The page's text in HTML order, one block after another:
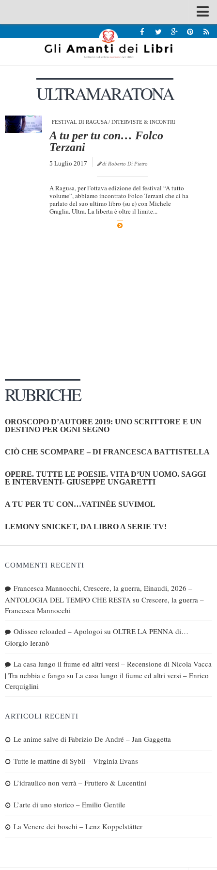
Recensioni
Interviste & Incontri
Chi siamo
Tabù Festival 2014
A Tutto Volume
Marketing
ULTRAMARATONA
FESTIVAL DI RAGUSA/ INTERVISTE & INCONTRI
A tu per tu con… Folco
Terzani
5 Luglio 2017 di Roberto Di Pietro
A Ragusa, per l’ottava edizione del festival “A tutto
volume”, abbiamo incontrato Folco Terzani che ci ha
parlato del suo ultimo libro (su e) con Michele
Graglia. Ultra. La liberta è oltre il limite...
RUBRICHE
OROSCOPO D’AUTORE 2019: UNO SCRITTORE E UN
DESTINO PER OGNI SEGNO
CIÒ CHE SCOMPARE – DI FRANCESCA BATTISTELLA
OPERE. TUTTE LE POESIE. VITA D’UN UOMO. SAGGI
E INTERVENTI- GIUSEPPE UNGARETTI
A TU PER TU CON…VATINÈE SUVIMOL
LEMONY SNICKET, DA LIBRO A SERIE TV!
COMMENTI RECENTI
Francesca Mannocchi, Crescere, la guerra, Einaudi, 2026 –
ANTOLOGIA DEL TEMPO CHE RESTA su Crescere, la guerra –
Francesca Mannocchi
Odisseo reloaded – Apologoi su OLTRE LA PENNA di…
Giorgio Ieranò
La casa lungo il fiume ed altri versi – Recensione di Nicola Vacca
| Tra nebbia e fango su La casa lungo il fiume ed altri versi – Enrico
Cerquiglini
ARTICOLI RECENTI
Le anime salve di Fabrizio De André – Jan Gaggetta
Tutte le mattine di Sybil – Virginia Evans
L’idraulico non verrà – Fruttero & Lucentini
L’arte di uno storico – Emilio Gentile
La Venere dei boschi – Lenz Koppelstätter